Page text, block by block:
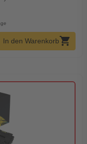
Menge
In den Warenkorb shopping_cart